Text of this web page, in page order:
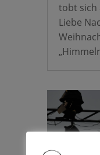
tobt sich
Liebe